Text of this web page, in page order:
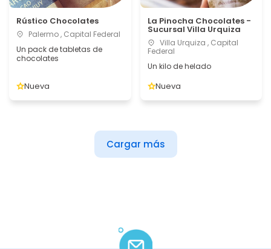
Rústico Chocolates
Palermo , Capital Federal
Un pack de tabletas de
chocolates
Nueva
La Pinocha Chocolates -
Sucursal Villa Urquiza
Villa Urquiza , Capital
Federal
Un kilo de helado
Nueva
Cargar más